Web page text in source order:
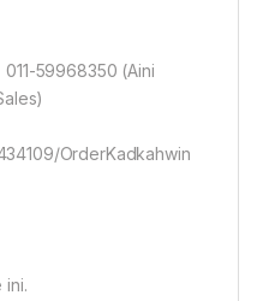
59968350 (Aini
OrderKadkahwin
ini.